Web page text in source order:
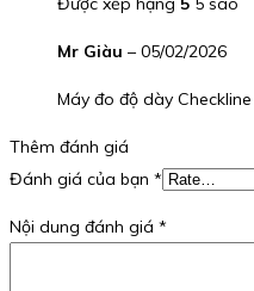
Mr Giàu – 05/02/2026
Máy đo độ dày Checkline
Thêm đánh giá
Đánh giá của bạn *
Nội dung đánh giá *